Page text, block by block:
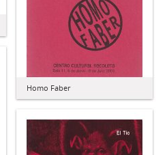
Homo Faber